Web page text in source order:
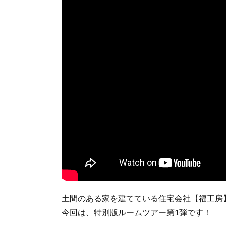
土間のある家を建てている住宅会社【福工房
今回は、特別版ルームツアー第1弾です！